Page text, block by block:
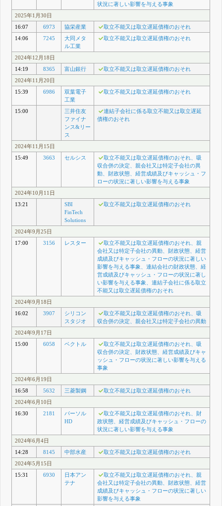
状況に著しい影響を与える事象
2025年1月30日
16:07
6973 協栄産業
取立不能又は取立遅延債権のおそれ
14:06
7245
大同メタ
ル工業
取立不能又は取立遅延債権のおそれ
2024年12月18日
14:19
8365 富山銀行
取立不能又は取立遅延債権のおそれ
2024年11月20日
15:39
6986
双葉電子
工業
取立不能又は取立遅延債権のおそれ
15:00
三井住友
ファイナ
ンス&リー
ス
連結子会社に係る取立不能又は取立遅延
債権のおそれ
2024年11月15日
15:49
3663 セルシス
取立不能又は取立遅延債権のおそれ、吸
収合併の決定、親会社又は特定子会社の異
動、財政状態、経営成績及びキャッシュ・フ
ローの状況に著しい影響を与える事象
2024年10月11日
13:21
SBI
FinTech
Solutions
取立不能又は取立遅延債権のおそれ
2024年9月25日
17:00
3156 レスター
取立不能又は取立遅延債権のおそれ、親
会社又は特定子会社の異動、財政状態、経営
成績及びキャッシュ・フローの状況に著しい
影響を与える事象、連結会社の財政状態、経
営成績及びキャッシュ・フローの状況に著し
い影響を与える事象、連結子会社に係る取立
不能又は取立遅延債権のおそれ
2024年9月18日
16:02
3907
シリコン
スタジオ
取立不能又は取立遅延債権のおそれ、吸
収合併の決定、親会社又は特定子会社の異動
2024年9月17日
15:00
6058 ベクトル
取立不能又は取立遅延債権のおそれ、吸
収合併の決定、財政状態、経営成績及びキャ
ッシュ・フローの状況に著しい影響を与える
事象
2024年6月19日
16:58
5632 三菱製鋼
取立不能又は取立遅延債権のおそれ
2024年6月10日
16:30
2181
パーソル
HD
取立不能又は取立遅延債権のおそれ、財
政状態、経営成績及びキャッシュ・フローの
状況に著しい影響を与える事象
2024年6月4日
14:28
8145 中部水産
取立不能又は取立遅延債権のおそれ
2024年5月15日
15:31
6930
日本アン
テナ
取立不能又は取立遅延債権のおそれ、親
会社又は特定子会社の異動、財政状態、経営
成績及びキャッシュ・フローの状況に著しい
影響を与える事象